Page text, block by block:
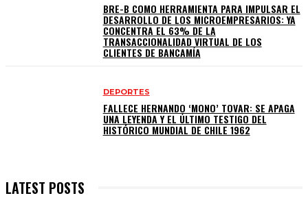
BRE-B COMO HERRAMIENTA PARA IMPULSAR EL
DESARROLLO DE LOS MICROEMPRESARIOS: YA
CONCENTRA EL 63% DE LA
TRANSACCIONALIDAD VIRTUAL DE LOS
CLIENTES DE BANCAMÍA
DEPORTES
FALLECE HERNANDO ‘MONO’ TOVAR: SE APAGA
UNA LEYENDA Y EL ÚLTIMO TESTIGO DEL
HISTÓRICO MUNDIAL DE CHILE 1962
LATEST POSTS